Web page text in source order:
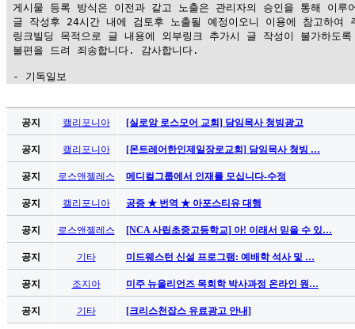
게시물 등록 방식은 이전과 같고 노출은 관리자의 승인을 통해 이루
글 작성후 24시간 내에 검토후 노출될 예정이오니 이용에 참고하여
링크빌딩 목적으로 글 내용에 외부링크 추가시 글 작성이 불가하도
불편을 드려 죄송합니다. 감사합니다.
- 기독일보
만
꼴
밍
넷
공지 캘리포니아 [실로암 로스모어 교회] 담임목사 청빙광고
공지 캘리포니아 [몬트레어한인제일장로교회] 담임목사 청빙 …
공지 로스앤젤레스 메디컬그룹에서 인재를 모십니다-수정
공지 캘리포니아 공증 ★ 번역 ★ 아포스티유 대행
공지 로스앤젤레스 [NCA 사립초중고등학교] 아! 이래서 믿을 수 있…
공지 기타 미드웨스턴 신설 프로그램: 예배학 석사 및 …
공지 조지아 미주 뉴올리언즈 목회학 박사과정 온라인 원…
공지 기타 [크리스천잡스 유료광고 안내]